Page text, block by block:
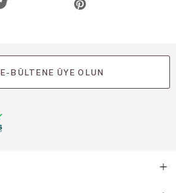
E-BÜLTENE ÜYE OLUN